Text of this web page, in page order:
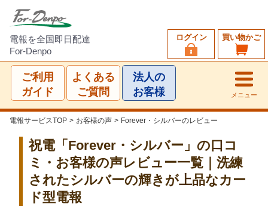
電報を全国即日配達
For-Denpo
買い物かご
ログイン
ご利用
ガイド
よくある
ご質問
法人の
お客様
メニュー
電報サービスTOP > お客様の声 > Forever・シルバーのレビュー
祝電「Forever・シルバー」の口コ
ミ・お客様の声レビュー一覧｜洗練
されたシルバーの輝きが上品なカー
ド型電報